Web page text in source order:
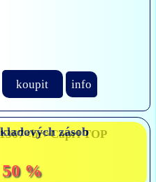
koupit info
zásob
50 %